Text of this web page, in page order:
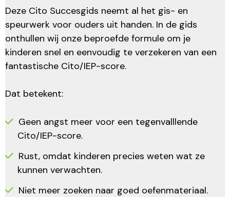
Deze Cito Succesgids neemt al het gis- en
speurwerk voor ouders uit handen. In de gids
onthullen wij onze beproefde formule om je
kinderen snel en eenvoudig te verzekeren van een
fantastische Cito/IEP-score.
Dat betekent:
Geen angst meer voor een tegenvalllende
Cito/IEP-score.
Rust, omdat kinderen precies weten wat ze
kunnen verwachten.
Niet meer zoeken naar goed oefenmateriaal.